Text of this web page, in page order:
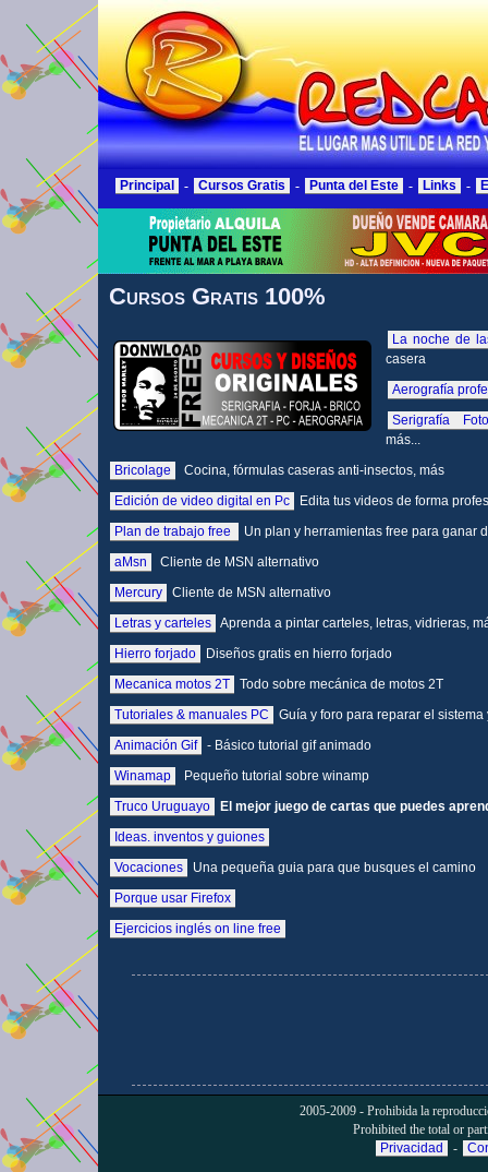
Principal - Cursos Gratis - Punta del Este - Links -
Cursos Gratis 100%
La noche de
casera
Aerografía
Serigrafía
más...
Bricolage
Cocina, fórmulas caseras anti-insectos, más
Edición de video digital en Pc
Edita tus videos de forma
Plan de trabajo free
Un plan y herramientas free para ganar
aMsn
Cliente de MSN alternativo
Mercury
Cliente de MSN alternativo
Letras y carteles Aprenda a pintar carteles, letras, vidrieras,
Hierro forjado
Diseños gratis en hierro forjado
Mecanica motos 2T
Todo sobre mecánica de motos 2T
Tutoriales & manuales PC
Guía y foro para reparar el sistema
Animación Gif
- Básico tutorial gif animado
Winamap
Pequeño tutorial sobre winamp
Truco Uruguayo
El mejor juego de cartas que puedes
Ideas. inventos y guiones
Vocaciones
Una pequeña guia para que busques el camino
Porque usar Firefox
Ejercicios inglés on line free
2005-2009 - Prohibida la
Prohibited the total or
Privacidad
-